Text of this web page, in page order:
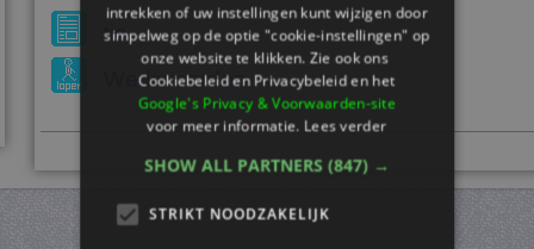
tie
Werkwoorden
intrekken of uw instellingen kunt wijzigen door
simpelweg op de optie "cookie-instellingen" op
onze website te klikken. Zie ook ons ​​
Cookiebeleid en Privacybeleid en het
Google's Privacy & Voorwaarden-site
voor meer informatie.Lees verder
SHOW ALL PARTNERS (847) →
STRIKT NOODZAKELIJK